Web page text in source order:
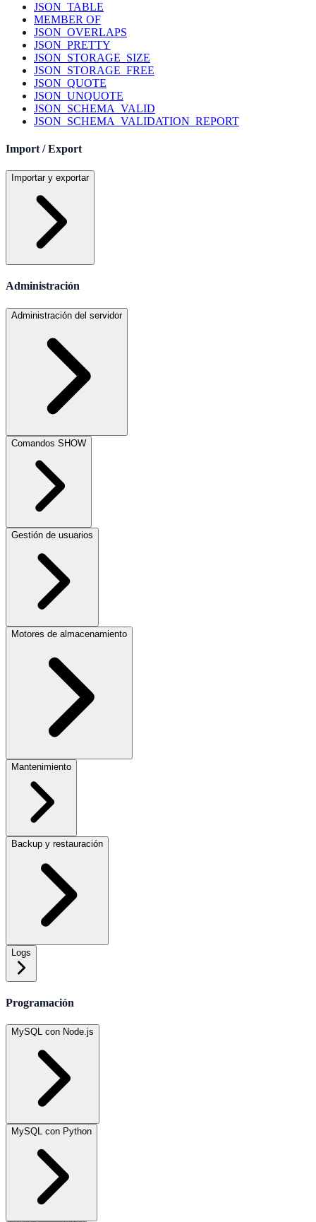
JSON_TABLE
MEMBER OF
JSON_OVERLAPS
JSON_PRETTY
JSON_STORAGE_SIZE
JSON_STORAGE_FREE
JSON_QUOTE
JSON_UNQUOTE
JSON_SCHEMA_VALID
JSON_SCHEMA_VALIDATION_REPORT
Import / Export
Importar y exportar
Administración
Administración del servidor
Comandos SHOW
Gestión de usuarios
Motores de almacenamiento
Mantenimiento
Backup y restauración
Logs
Programación
MySQL con Node.js
MySQL con Python